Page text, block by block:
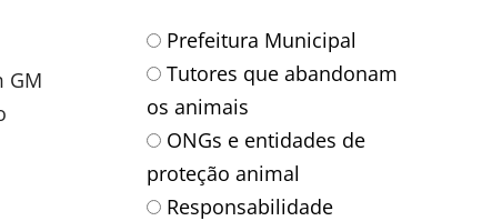
GM
Prefeitura Municipal
Tutores que abandonam
os animais
ONGs e entidades de
proteção animal
Responsabilidade